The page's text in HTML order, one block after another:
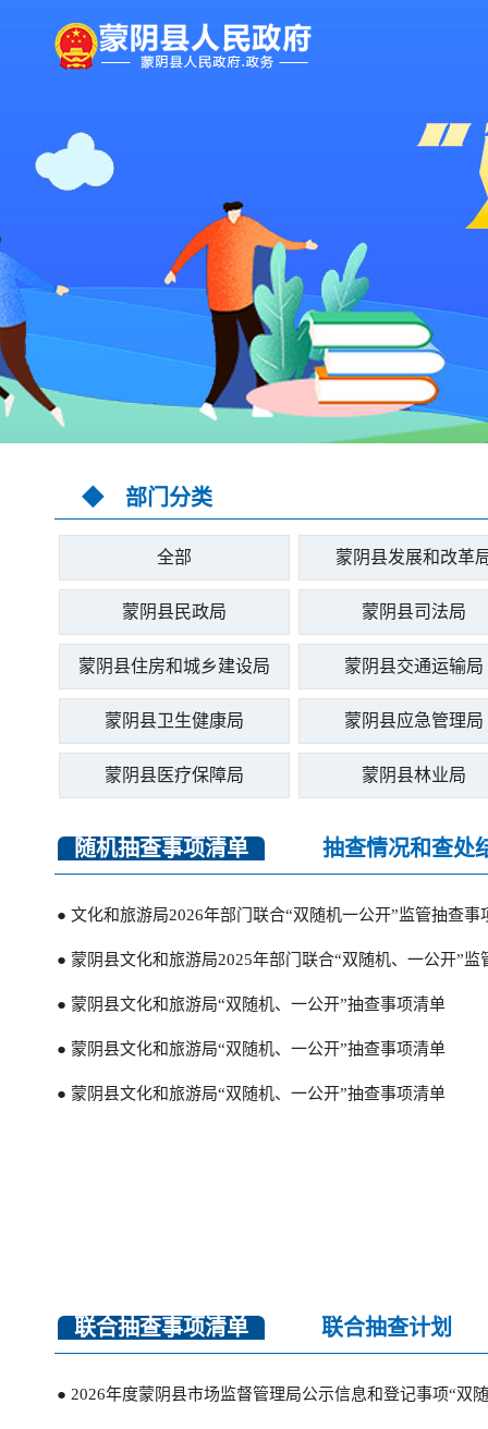
◆ 部门分类
全部 蒙阴县发展和改革
蒙阴县民政局 蒙阴县司法局
蒙阴县住房和城乡建设局 蒙阴县交通运输局
蒙阴县卫生健康局 蒙阴县应急管理局
蒙阴县医疗保障局 蒙阴县林业局
随机抽查事项清单 抽查情况和查处
● 文化和旅游局2026年部门联合“双随机一公开”监管抽查事
● 蒙阴县文化和旅游局2025年部门联合“双随机、一公开”监
● 蒙阴县文化和旅游局“双随机、一公开”抽查事项清单
● 蒙阴县文化和旅游局“双随机、一公开”抽查事项清单
● 蒙阴县文化和旅游局“双随机、一公开”抽查事项清单
● 蒙阴县文化和旅游局2026年双随机抽查信息表
联合抽查事项清单 联合抽查计划
● 2026年度蒙阴县市场监督管理局公示信息和登记事项“双